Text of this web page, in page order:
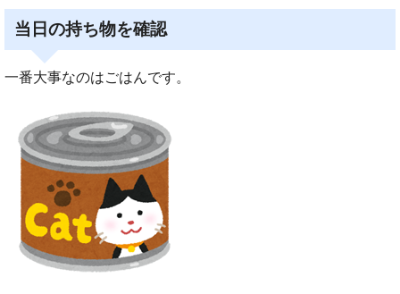
当日の持ち物を確認
一番大事なのはごはんです。